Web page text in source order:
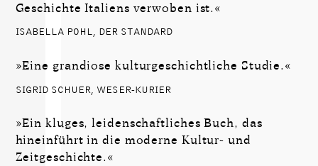
Geschichte Italiens verwoben ist.«
ISABELLA POHL, DER STANDARD
»Eine grandiose kulturgeschichtliche Studie.«
SIGRID SCHUER, WESER-KURIER
»Ein kluges, leidenschaftliches Buch, das
hineinführt in die moderne Kultur- und
Zeitgeschichte.«